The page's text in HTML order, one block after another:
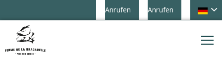
Anrufen
Anrufen